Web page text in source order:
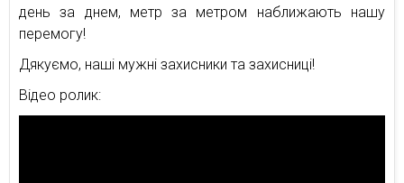
день за днем, метр за метром наближають нашу
перемогу!
Дякуємо, наші мужні захисники та захисниці!
Відео ролик: